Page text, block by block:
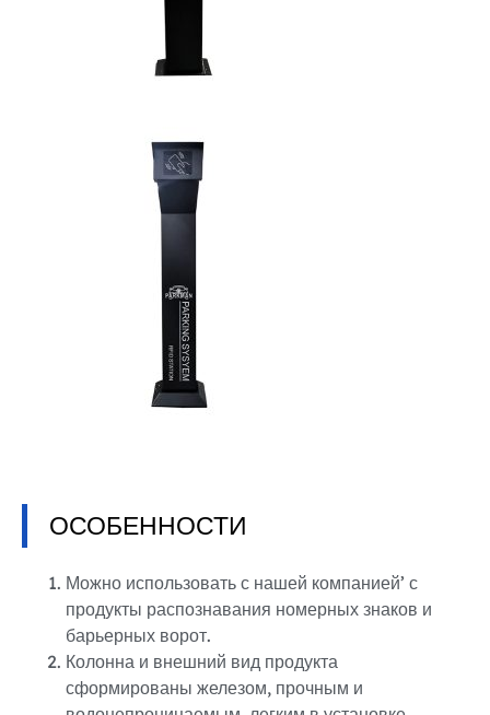
ОСОБЕННОСТИ
Можно использовать с нашей компанией’ с
продукты распознавания номерных знаков и
барьерных ворот.
Колонна и внешний вид продукта
сформированы железом, прочным и